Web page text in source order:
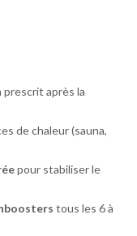
prescrit après la
de chaleur (sauna,
pour stabiliser le
tous les 6 à